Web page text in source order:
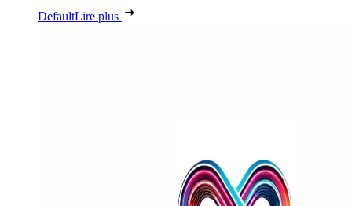
DefaultLire plus